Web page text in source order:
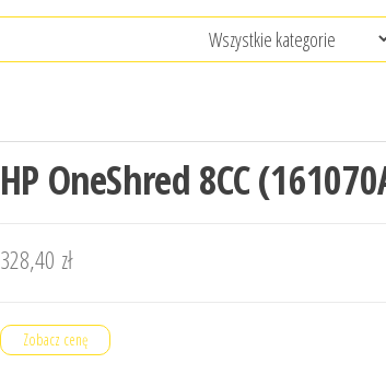
HP OneShred 8CC
328,40 zł
Zobacz cenę